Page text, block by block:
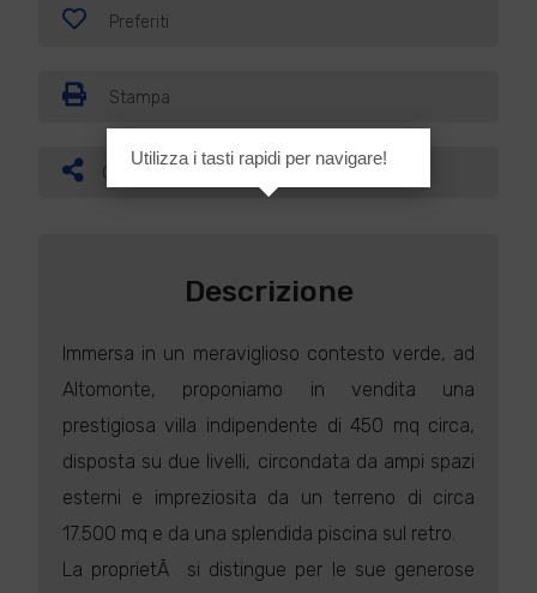
Preferiti
Stampa
Condividi
Descrizione
Immersa in un meraviglioso contesto verde, ad
Altomonte, proponiamo in vendita una
prestigiosa villa indipendente di 450 mq circa,
disposta su due livelli, circondata da ampi spazi
esterni e impreziosita da un terreno di circa
17.500 mq e da una splendida piscina sul retro.
La proprietÃ si distingue per le sue generose
Utilizza i tasti rapidi per navigare!